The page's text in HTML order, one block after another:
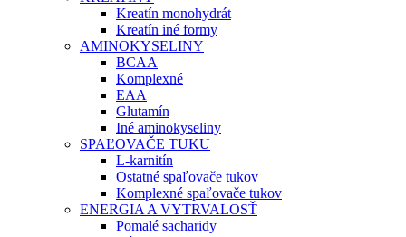
Kreatín monohydrát
Kreatín iné formy
AMINOKYSELINY
BCAA
Komplexné
EAA
Glutamín
Iné aminokyseliny
SPAĽOVAČE TUKU
L-karnitín
Ostatné spaľovače tukov
Komplexné spaľovače tukov
ENERGIA A VYTRVALOSŤ
Pomalé sacharidy